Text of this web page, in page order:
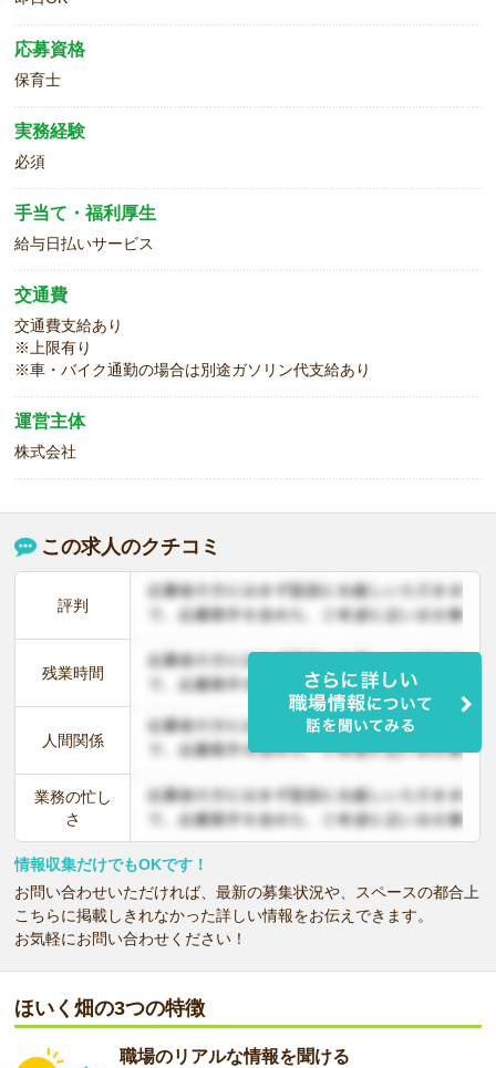
応募資格
保育士
実務経験
必須
手当て・福利厚生
給与日払いサービス
交通費
交通費支給あり
※上限有り
※車・バイク通勤の場合は別途ガソリン代支給あり
運営主体
株式会社
この求人のクチコミ
評判
残業時間
人間関係
業務の忙し
さ
情報収集だけでもOKです！
お問い合わせいただければ、最新の募集状況や、スペースの都合上
こちらに掲載しきれなかった詳しい情報をお伝えできます。
お気軽にお問い合わせください！
ほいく畑の3つの特徴
職場のリアルな情報を聞ける